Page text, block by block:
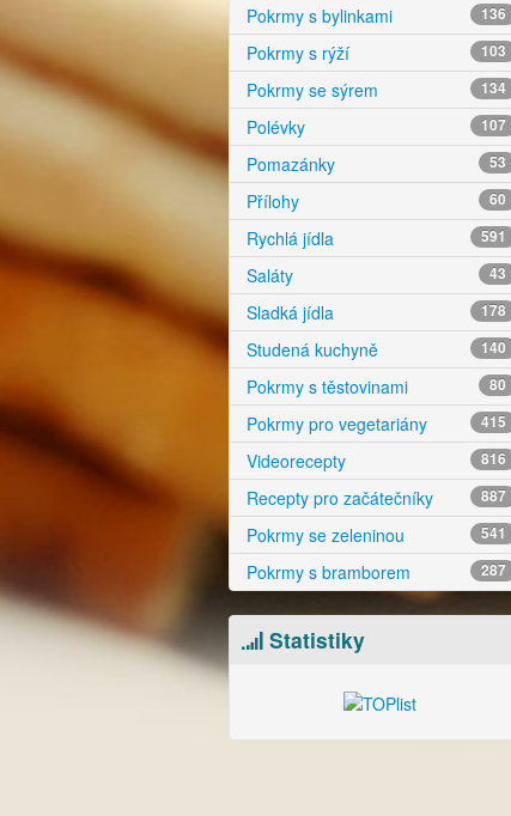
Pokrmy s bylinkami 136
Pokrmy s rýží 103
Pokrmy se sýrem 134
Polévky 107
Pomazánky 53
Přílohy 60
Rychlá jídla 591
Saláty 43
Sladká jídla 178
Studená kuchyně 140
Pokrmy s těstovinami 80
Pokrmy pro vegetariány 415
Videorecepty 816
Recepty pro začátečníky 887
Pokrmy se zeleninou 541
Pokrmy s bramborem 287
Statistiky